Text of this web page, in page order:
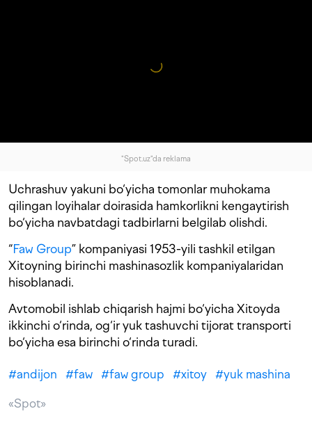
"Spot.uz"da reklama
Uchrashuv yakuni bo‘yicha tomonlar muhokama
qilingan loyihalar doirasida hamkorlikni kengaytirish
bo‘yicha navbatdagi tadbirlarni belgilab olishdi.
“Faw Group” kompaniyasi 1953-yili tashkil etilgan
Xitoyning birinchi mashinasozlik kompaniyalaridan
hisoblanadi.
Avtomobil ishlab chiqarish hajmi bo‘yicha Xitoyda
ikkinchi o‘rinda, og‘ir yuk tashuvchi tijorat transporti
bo‘yicha esa birinchi o‘rinda turadi.
#andijon #faw #faw group #xitoy #yuk mashina
«Spot»